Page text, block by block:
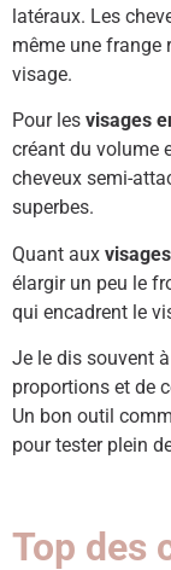
latéraux. Les
même une frange
visage.
Pour les visages
créant du volume
cheveux semi-
superbes.
Quant aux
élargir un peu le
qui encadrent le
Je le dis souvent
proportions et de
Un bon outil
pour tester plein
Top des